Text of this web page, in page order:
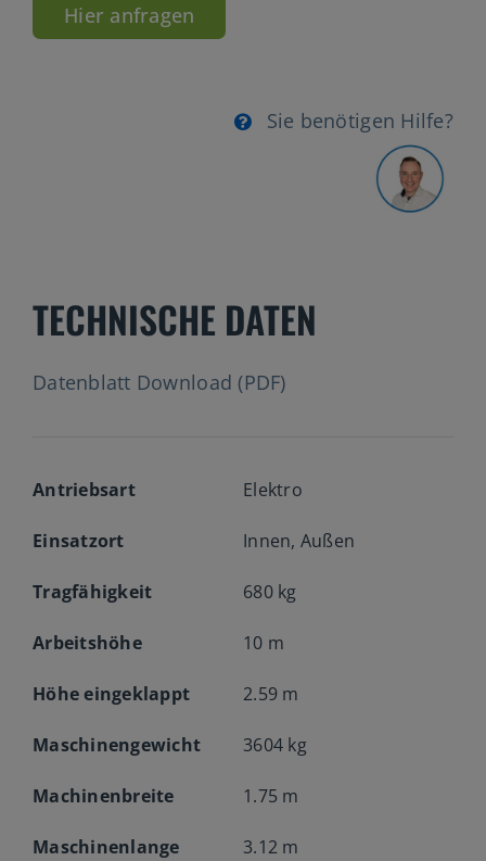
Hier anfragen
Sie benötigen Hilfe?
TECHNISCHE DATEN
Datenblatt Download (PDF)
Antriebsart Elektro
Einsatzort Innen, Außen
Tragfähigkeit 680 kg
Arbeitshöhe 10 m
Höhe eingeklappt 2.59 m
Maschinengewicht 3604 kg
Machinenbreite 1.75 m
Maschinenlange 3.12 m